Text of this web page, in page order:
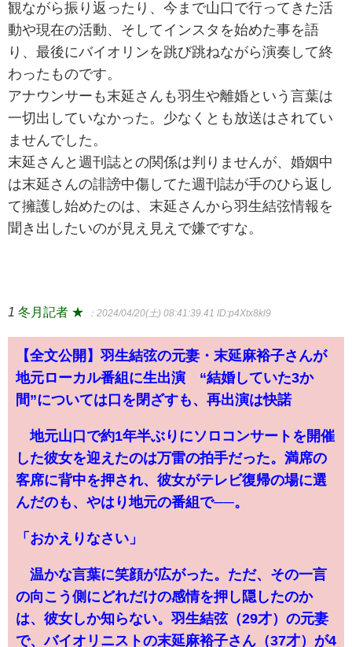
観ながら振り返ったり、今まで山口で行ってきた活
動や現在の活動、そしてインスタを始めた事を語
り、最後にバイオリンを跳び跳ねながら演奏して終
わったものです。
アナウンサーも末延さんも羽生や離婚という言葉は
一切出していなかった。少なくとも放送はされてい
ませんでした。
末延さんと週刊誌との関係は判りませんが、婚姻中
は末延さんの誹謗中傷してた週刊誌が手のひら返し
て擁護し始めたのは、末延さんから羽生結弦情報を
聞き出したいのが見え見えで嫌ですな。
1 冬月記者 ★ ：2024/04/20(土) 08:41:39.41 ID:p4Xtx8kl9
【全文公開】羽生結弦の元妻・末延麻裕子さんが
地元ローカル番組に生出演 “結婚していた3か
間”については口を閉ざすも、再出演は快諾
地元山口で約1年半ぶりにソロコンサートを開催
した彼女を迎えたのは万雷の拍手だった。満席の
客席に背中を押され、彼女がテレビ復帰の場に選
んだのも、やはり地元の番組で──。
「おかえりなさい」
温かな言葉に笑顔が広がった。ただ、その一言
の向こう側にどれだけの感情を押し隠したのか
は、彼女しか知らない。羽生結弦（29才）の元妻
で、バイオリニストの末延麻裕子さん（37才）が4